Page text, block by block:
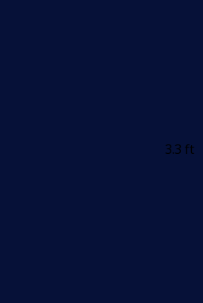
3.3 ft